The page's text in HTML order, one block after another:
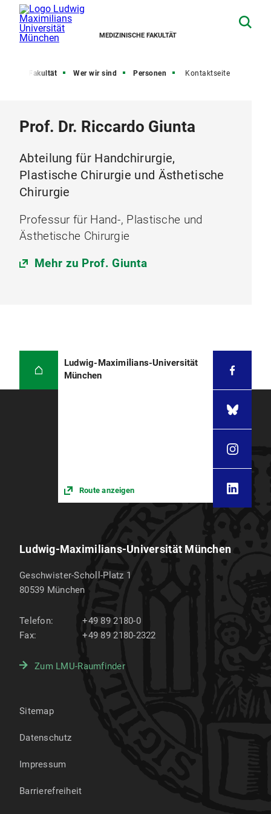
MEDIZINISCHE FAKULTÄT
Fakultät Wer wir sind Personen Kontaktseite
Prof. Dr. Riccardo Giunta
Abteilung für Handchirurgie,
Plastische Chirurgie und Ästhetische
Chirurgie
Professur für Hand-, Plastische und
Ästhetische Chirurgie
Mehr zu Prof. Giunta
Ludwig-Maximilians-Universität
München
Route anzeigen
Ludwig-Maximilians-Universität München
Geschwister-Scholl-Platz 1
80539 München
Telefon:
+49 89 2180-0
Fax:
+49 89 2180-2322
Zum LMU-Raumfinder
Sitemap
Datenschutz
Impressum
Barrierefreiheit